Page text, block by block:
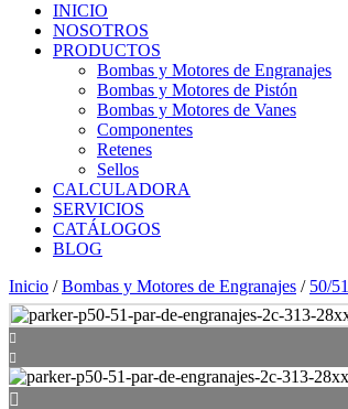
INICIO
NOSOTROS
PRODUCTOS
Bombas y Motores de Engranajes
Bombas y Motores de Pistón
Bombas y Motores de Vanes
Componentes
Retenes
Sellos
CALCULADORA
SERVICIOS
CATÁLOGOS
BLOG
Inicio /Bombas y Motores de Engranajes / 50/51